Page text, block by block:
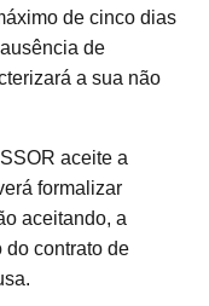
de cinco dias
de
a sua não
aceite a
formalizar
aceitando, a
do contrato de